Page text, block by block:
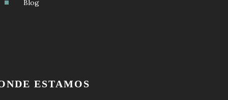
Blog
ESTAMOS